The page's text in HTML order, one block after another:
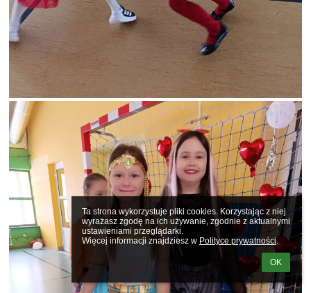
Ta strona wykorzystuje pliki cookies. Korzystając z niej
wyrażasz zgodę na ich używanie, zgodnie z aktualnymi
ustawieniami przeglądarki.
Więcej informacji znajdziesz w Polityce prywatności.
OK